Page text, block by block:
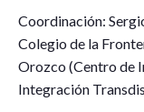
Coordinación:
Colegio de la
Orozco (Centro de
Integración